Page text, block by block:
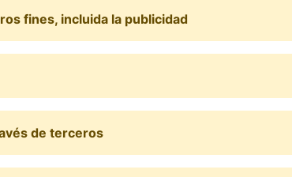
fines, incluida la publicidad
de terceros